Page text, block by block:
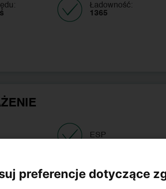
Ładowność:
1365
ESP
Tempomat
preferencje dotyczące